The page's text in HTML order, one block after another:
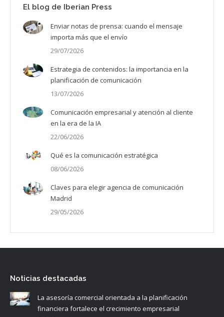
El blog de Iberian Press
Enviar notas de prensa: cuando el mensaje
importa más que el envío
29/07/2026
Estrategia de contenidos: la importancia en la
planificación de comunicación
13/07/2026
Comunicación empresarial y atención al cliente
en la era de la IA
22/06/2026
Qué es la comunicación estratégica
08/06/2026
Claves para elegir agencia de comunicación
Madrid
29/05/2026
Noticias destacadas
La asesoría comercial orientada a la planificación
financiera fortalece el crecimiento empresarial